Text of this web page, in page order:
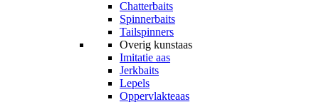
Chatterbaits
Spinnerbaits
Tailspinners
Overig kunstaas
Imitatie aas
Jerkbaits
Lepels
Oppervlakteaas